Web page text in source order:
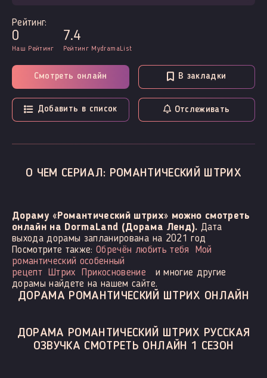
Рейтинг:
0
Наш Рейтинг
7.4
Рейтинг MydramaList
Смотреть онлайн В закладки
Добавить в список Отслеживать
О ЧЕМ СЕРИАЛ: РОМАНТИЧЕСКИЙ ШТРИХ
Дораму «Романтический штрих» можно смотреть
онлайн на DormaLand (Дорама Ленд). Дата
выхода дорамы запланирована на 2021 год
Посмотрите также:Обречён любить тебя
Мой
романтический особенный
рецепт
Штрих Прикосновение
и многие другие
дорамы найдете на нашем сайте.
ДОРАМА РОМАНТИЧЕСКИЙ ШТРИХ ОНЛАЙН
ДОРАМА РОМАНТИЧЕСКИЙ ШТРИХ РУССКАЯ
ОЗВУЧКА СМОТРЕТЬ ОНЛАЙН 1 СЕЗОН